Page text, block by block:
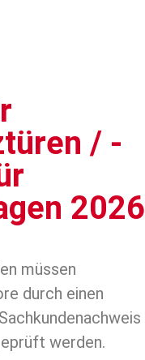
/ -
2026
müssen
durch einen
werden.